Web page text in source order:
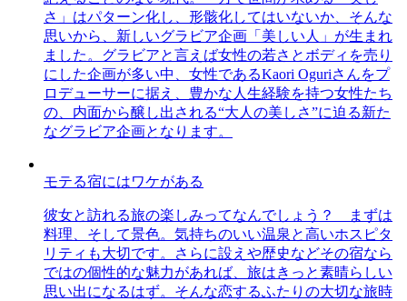
さ」はパターン化し、形骸化してはいないか、そんな
思いから、新しいグラビア企画「美しい人」が生まれ
ました。グラビアと言えば女性の若さとボディを売り
にした企画が多い中、女性であるKaori Oguriさんをプ
ロデューサーに据え、豊かな人生経験を持つ女性たち
の、内面から醸し出される“大人の美しさ”に迫る新た
なグラビア企画となります。
モテる宿にはワケがある
彼女と訪れる旅の楽しみってなんでしょう？ まずは
料理、そして景色。気持ちのいい温泉と高いホスピタ
リティも大切です。さらに設えや歴史などその宿なら
ではの個性的な魅力があれば、旅はきっと素晴らしい
思い出になるはず。そんな恋するふたりの大切な旅時